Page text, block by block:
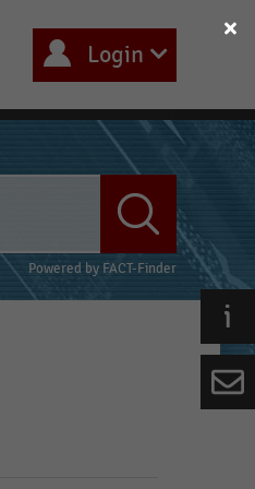
Login
Powered by FACT-Finder